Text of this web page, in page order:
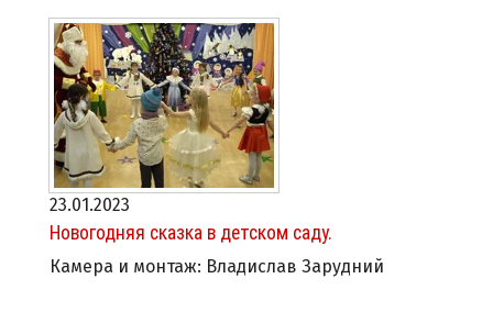
23.01.2023
Новогодняя сказка в детском саду.
Камера и монтаж: Владислав Зарудний